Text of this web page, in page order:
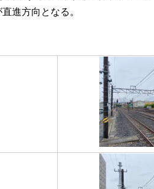
進方向となる。